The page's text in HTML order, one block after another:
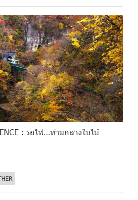
: รถไฟ…ท่ามกลางใบไม้